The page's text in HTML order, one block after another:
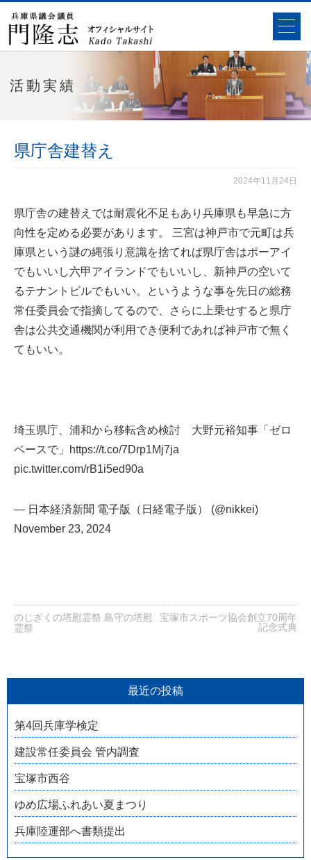
活動実績
県庁舎建替え
2024年11月24日
県庁舎の建替えでは耐震化不足もあり兵庫県も早急に方
向性を定める必要があります。 三宮は神戸市で元町は兵
庫県という謎の縄張り意識を捨てれば県庁舎はポーアイ
でもいいし六甲アイランドでもいいし、新神戸の空いて
るテナントビルでもいい。というような事を先日の総務
常任委員会で指摘してるので、さらに上乗せすると県庁
舎は公共交通機関が利用でき便利であれば神戸市で無く
てもいい。
埼玉県庁、浦和から移転含め検討 大野元裕知事「ゼロ
ベースで」
https://t.co/7Drp1Mj7ja
pic.twitter.com/rB1i5ed90a
— 日本経済新聞 電子版（日経電子版） (@nikkei)
November 23, 2024
のじぎくの塔慰霊祭 島守の塔慰
霊祭
宝塚市スポーツ協会創立70周年
記念式典
最近の投稿
第4回兵庫学検定
建設常任委員会 管内調査
宝塚市西谷
ゆめ広場ふれあい夏まつり
兵庫陸運部へ書類提出